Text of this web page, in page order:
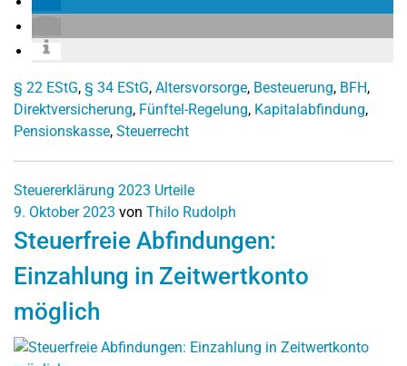
§ 22 EStG, § 34 EStG, Altersvorsorge, Besteuerung, BFH,
Direktversicherung, Fünftel-Regelung, Kapitalabfindung,
Pensionskasse, Steuerrecht
Steuererklärung 2023 Urteile
9. Oktober 2023 von Thilo Rudolph
Steuerfreie Abfindungen:
Einzahlung in Zeitwertkonto
möglich